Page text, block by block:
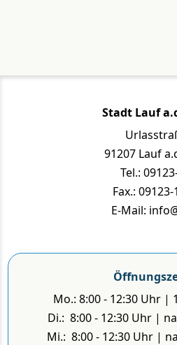
Stadt Lauf
91207 Lauf
Tel.:
Fax.:
E-Mail:
Mo.: 8:00 - 12:30 Uhr |
Di.: 8:00 - 12:30 Uhr |
Mi.: 8:00 - 12:30 Uhr |